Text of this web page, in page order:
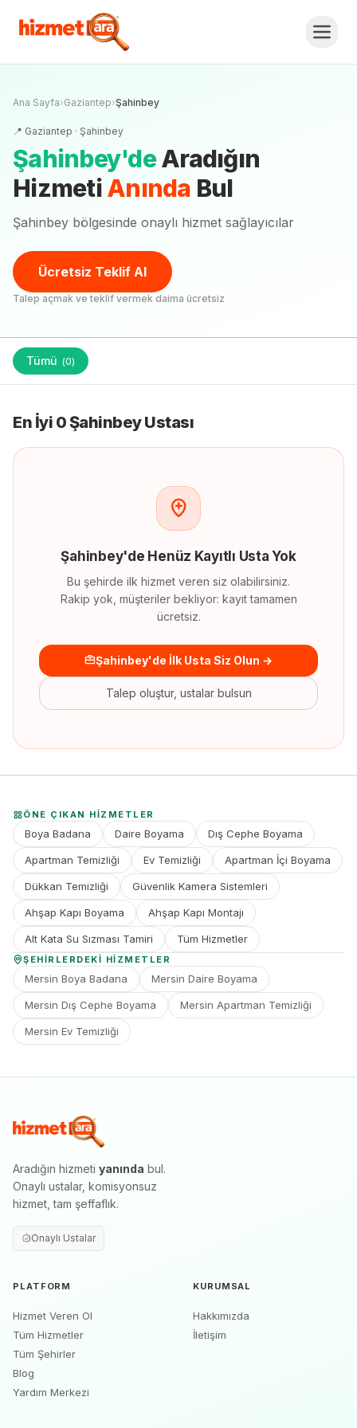
Ana Sayfa›Gaziantep›Şahinbey
📍 Gaziantep · Şahinbey
Şahinbey'de Aradığın
Hizmeti Anında Bul
Şahinbey bölgesinde onaylı hizmet sağlayıcılar
Ücretsiz Teklif Al
Talep açmak ve teklif vermek daima ücretsiz
Tümü (0)
En İyi 0 Şahinbey Ustası
Şahinbey'de Henüz Kayıtlı Usta Yok
Bu şehirde ilk hizmet veren siz olabilirsiniz.
Rakip yok, müşteriler bekliyor: kayıt tamamen
ücretsiz.
Şahinbey'de İlk Usta Siz Olun →
Talep oluştur, ustalar bulsun
ÖNE ÇIKAN HIZMETLER
Boya Badana Daire Boyama Dış Cephe Boyama
Apartman Temizliği Ev Temizliği Apartman İçi Boyama
Dükkan Temizliği Güvenlik Kamera Sistemleri
Ahşap Kapı Boyama Ahşap Kapı Montajı
Alt Kata Su Sızması Tamiri Tüm Hizmetler
ŞEHIRLERDEKI HIZMETLER
Mersin Boya Badana Mersin Daire Boyama
Mersin Dış Cephe Boyama Mersin Apartman Temizliği
Mersin Ev Temizliği
Aradığın hizmeti yanında bul.
Onaylı ustalar, komisyonsuz
hizmet, tam şeffaflık.
Onaylı Ustalar
PLATFORM
Hizmet Veren Ol
Tüm Hizmetler
Tüm Şehirler
Blog
Yardım Merkezi
KURUMSAL
Hakkımızda
İletişim